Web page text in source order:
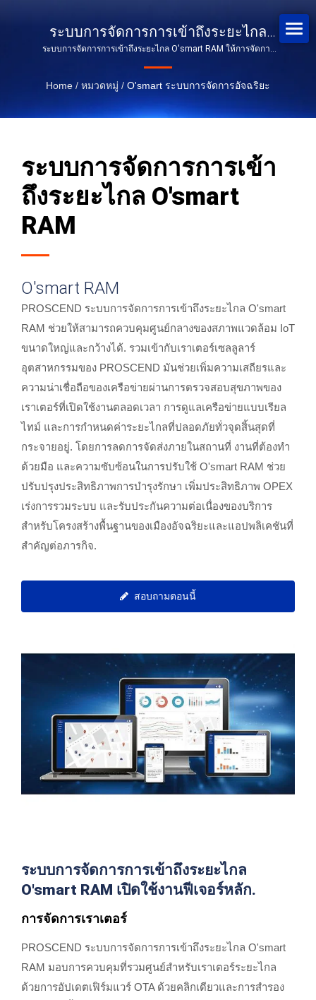
ระบบการจัดการการเข้าถึงระยะไกล
O'smart RAM
ระบบการจัดการการเข้าถึงระยะไกล O'smart RAM ให้การจัดการ
Home / หมวดหมู่ / O'smart ระบบการจัดการอัจฉริยะ
ระบบการจัดการการเข้า
ถึงระยะไกล O'smart
RAM
O'smart RAM
PROSCEND ระบบการจัดการการเข้าถึงระยะไกล O'smart
RAM ช่วยให้สามารถควบคุมศูนย์กลางของสภาพแวดล้อม IoT
ขนาดใหญ่และกว้างได้. รวมเข้ากับเราเตอร์เซลลูลาร์
อุตสาหกรรมของ PROSCEND มันช่วยเพิ่มความเสถียรและ
ความน่าเชื่อถือของเครือข่ายผ่านการตรวจสอบสุขภาพของ
เราเตอร์ที่เปิดใช้งานตลอดเวลา การดูแลเครือข่ายแบบเรียล
ไทม์ และการกำหนดค่าระยะไกลที่ปลอดภัยทั่วจุดสิ้นสุดที่
กระจายอยู่. โดยการลดการจัดส่งภายในสถานที่ งานที่ต้องทำ
ด้วยมือ และความซับซ้อนในการปรับใช้ O'smart RAM ช่วย
ปรับปรุงประสิทธิภาพการบำรุงรักษา เพิ่มประสิทธิภาพ OPEX
เร่งการรวมระบบ และรับประกันความต่อเนื่องของบริการ
สำหรับโครงสร้างพื้นฐานของเมืองอัจฉริยะและแอปพลิเคชันที่
สำคัญต่อภารกิจ.
สอบถามตอนนี้
ระบบการจัดการการเข้าถึงระยะไกล
O'smart RAM เปิดใช้งานฟีเจอร์หลัก.
การจัดการเราเตอร์
PROSCEND ระบบการจัดการการเข้าถึงระยะไกล O'smart
RAM มอบการควบคุมที่รวมศูนย์สำหรับเราเตอร์ระยะไกล
ด้วยการอัปเดตเฟิร์มแวร์ OTA ด้วยคลิกเดียวและการสำรอง